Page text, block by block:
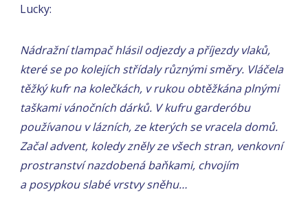
Lucky:
Nádražní tlampač hlásil odjezdy a příjezdy vlaků,
které se po kolejích střídaly různými směry. Vláčela
těžký kufr na kolečkách, v rukou obtěžkána plnými
taškami vánočních dárků. V kufru garderóbu
používanou v lázních, ze kterých se vracela domů.
Začal advent, koledy zněly ze všech stran, venkovní
prostranství nazdobená baňkami, chvojím
a posypkou slabé vrstvy sněhu…